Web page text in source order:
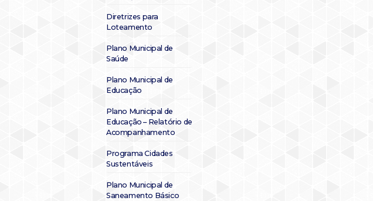
Diretrizes para
Loteamento
Plano Municipal de
Saúde
Plano Municipal de
Educação
Plano Municipal de
Educação – Relatório de
Acompanhamento
Programa Cidades
Sustentáveis
Plano Municipal de
Saneamento Básico